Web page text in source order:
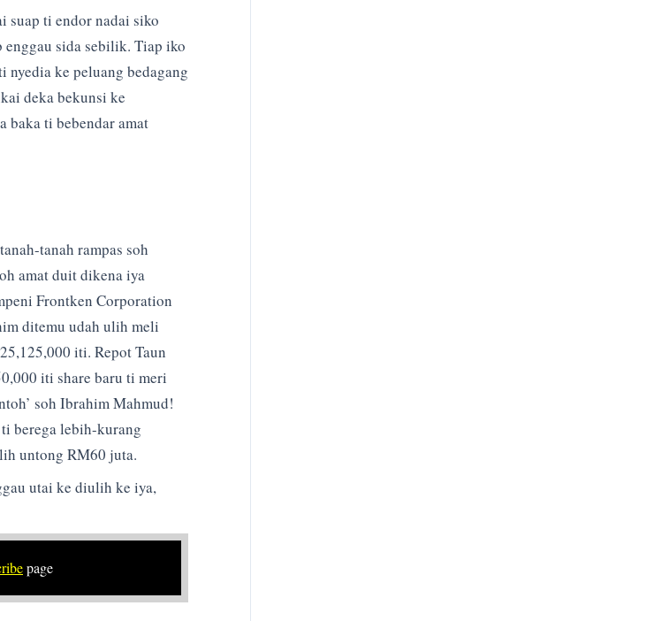
suap ti endor nadai siko
enggau sida sebilik. Tiap iko
ke peluang bedagang
deka bekunsi ke
baka ti bebendar amat
tanah rampas soh
amat duit dikena iya
Frontken Corporation
ditemu udah ulih meli
iti. Repot Taun
iti share baru ti meri
soh Ibrahim Mahmud!
berega lebih-kurang
untong RM60 juta.
utai ke diulih ke iya,
page